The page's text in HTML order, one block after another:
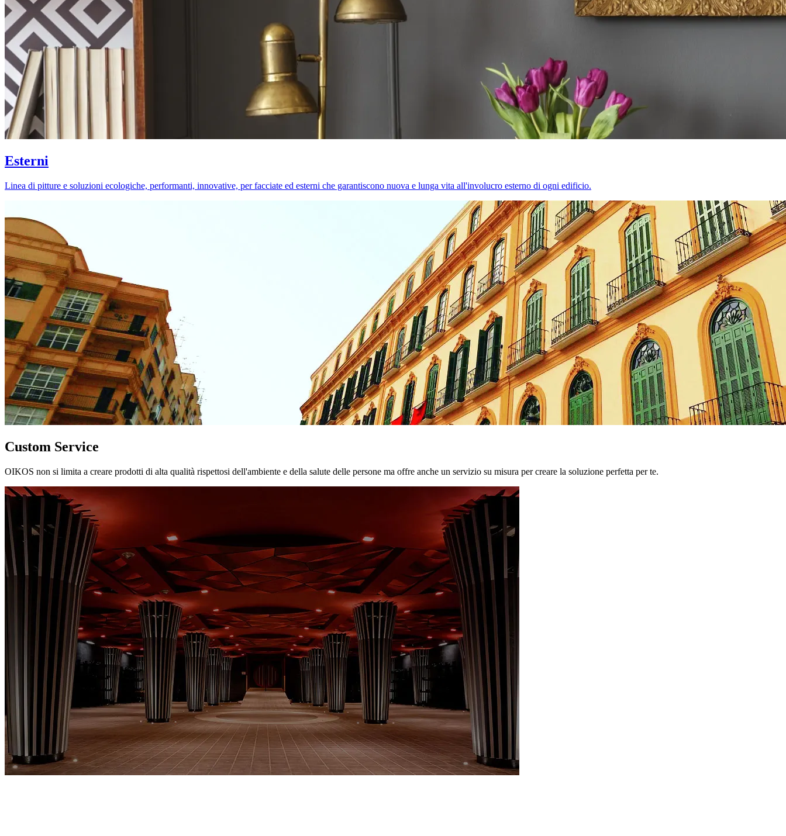
Esterni
Linea di pitture e soluzioni ecologiche, performanti, innovative, per facciate ed esterni che garantiscono nuova e lunga vita all'involucro esterno di ogni edificio.
Custom Service
OIKOS non si limita a creare prodotti di alta qualità rispettosi dell'ambiente e della salute delle persone ma offre anche un servizio su misura per creare la soluzione perfetta per te.